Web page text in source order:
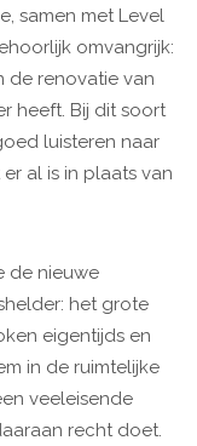
samen met Level
omvangrijk:
de renovatie van
heeft. Bij dit soort
luisteren naar
al is in plaats van
de nieuwe
het grote
eigentijds en
in de ruimtelijke
veeleisende
recht doet.